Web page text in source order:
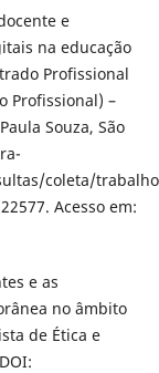
e
na educação
Profissional
Profissional) –
Souza, São
coleta/
Acesso em:
e as
no âmbito
de Ética e